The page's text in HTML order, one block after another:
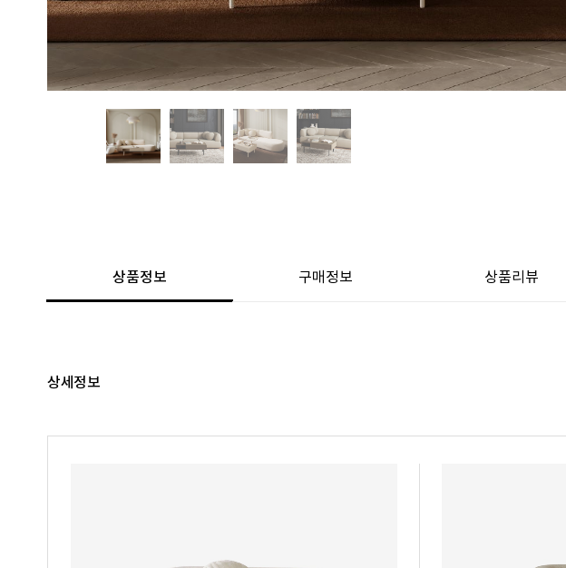
상품정보 구매정보 상품리뷰
상세정보